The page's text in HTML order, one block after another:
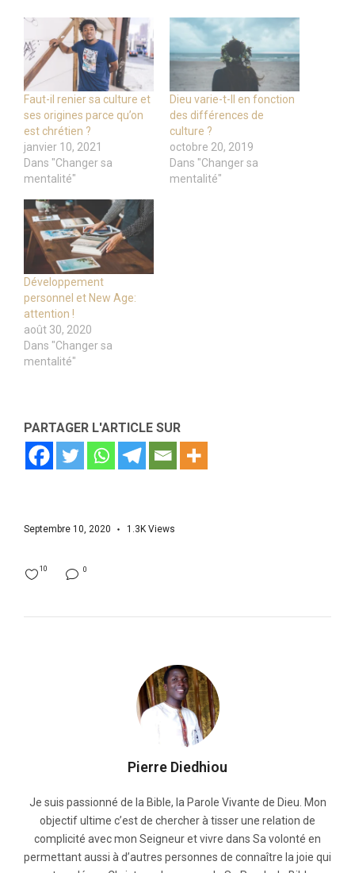
Faut-il renier sa culture et
ses origines parce qu’on
est chrétien ?
janvier 10, 2021
Dans "Changer sa
mentalité"
Dieu varie-t-Il en fonction
des différences de
culture ?
octobre 20, 2019
Dans "Changer sa
mentalité"
Développement
personnel et New Age:
attention !
août 30, 2020
Dans "Changer sa
mentalité"
PARTAGER L'ARTICLE SUR
Septembre 10, 2020 1.3K Views
0
10
Pierre Diedhiou
Je suis passionné de la Bible, la Parole Vivante de Dieu. Mon
objectif ultime c’est de chercher à tisser une relation de
complicité avec mon Seigneur et vivre dans Sa volonté en
permettant aussi à d’autres personnes de connaître la joie qui